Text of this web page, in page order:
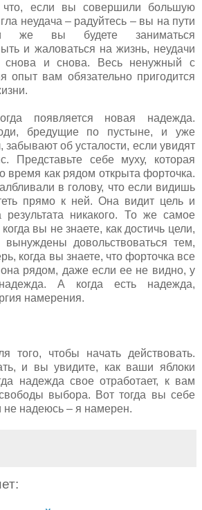
что, если вы совершили большую
неудача – радуйтесь – вы на пути
же вы будете заниматься
и жаловаться на жизнь, неудачи
снова и снова. Весь ненужный с
опыт вам обязательно пригодится
появляется новая надежда.
бредущие по пустыне, и уже
об усталости, если увидят
Представьте себе муху, которая
время как рядом открыта форточка.
в голову, что если видишь
прямо к ней. Она видит цель и
результата никакого. То же самое
вы не знаете, как достичь цели,
довольствоваться тем,
когда вы знаете, что форточка все
она рядом, даже если ее не видно, у
А когда есть надежда,
намерения.
того, чтобы начать действовать.
и вы увидите, как ваши яблоки
надежда свое отработает, к вам
выбора. Вот тогда вы себе
не надеюсь – я намерен.